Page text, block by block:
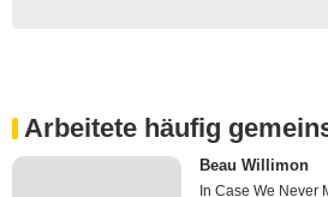
Arbeitete häufig
Beau Willimon
In Case We Never